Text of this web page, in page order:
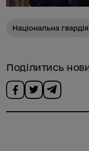
Національна гвардія
Поділитись